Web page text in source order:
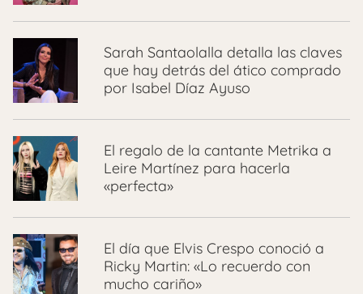
Sarah Santaolalla detalla las claves
que hay detrás del ático comprado
por Isabel Díaz Ayuso
El regalo de la cantante Metrika a
Leire Martínez para hacerla
«perfecta»
El día que Elvis Crespo conoció a
Ricky Martin: «Lo recuerdo con
mucho cariño»